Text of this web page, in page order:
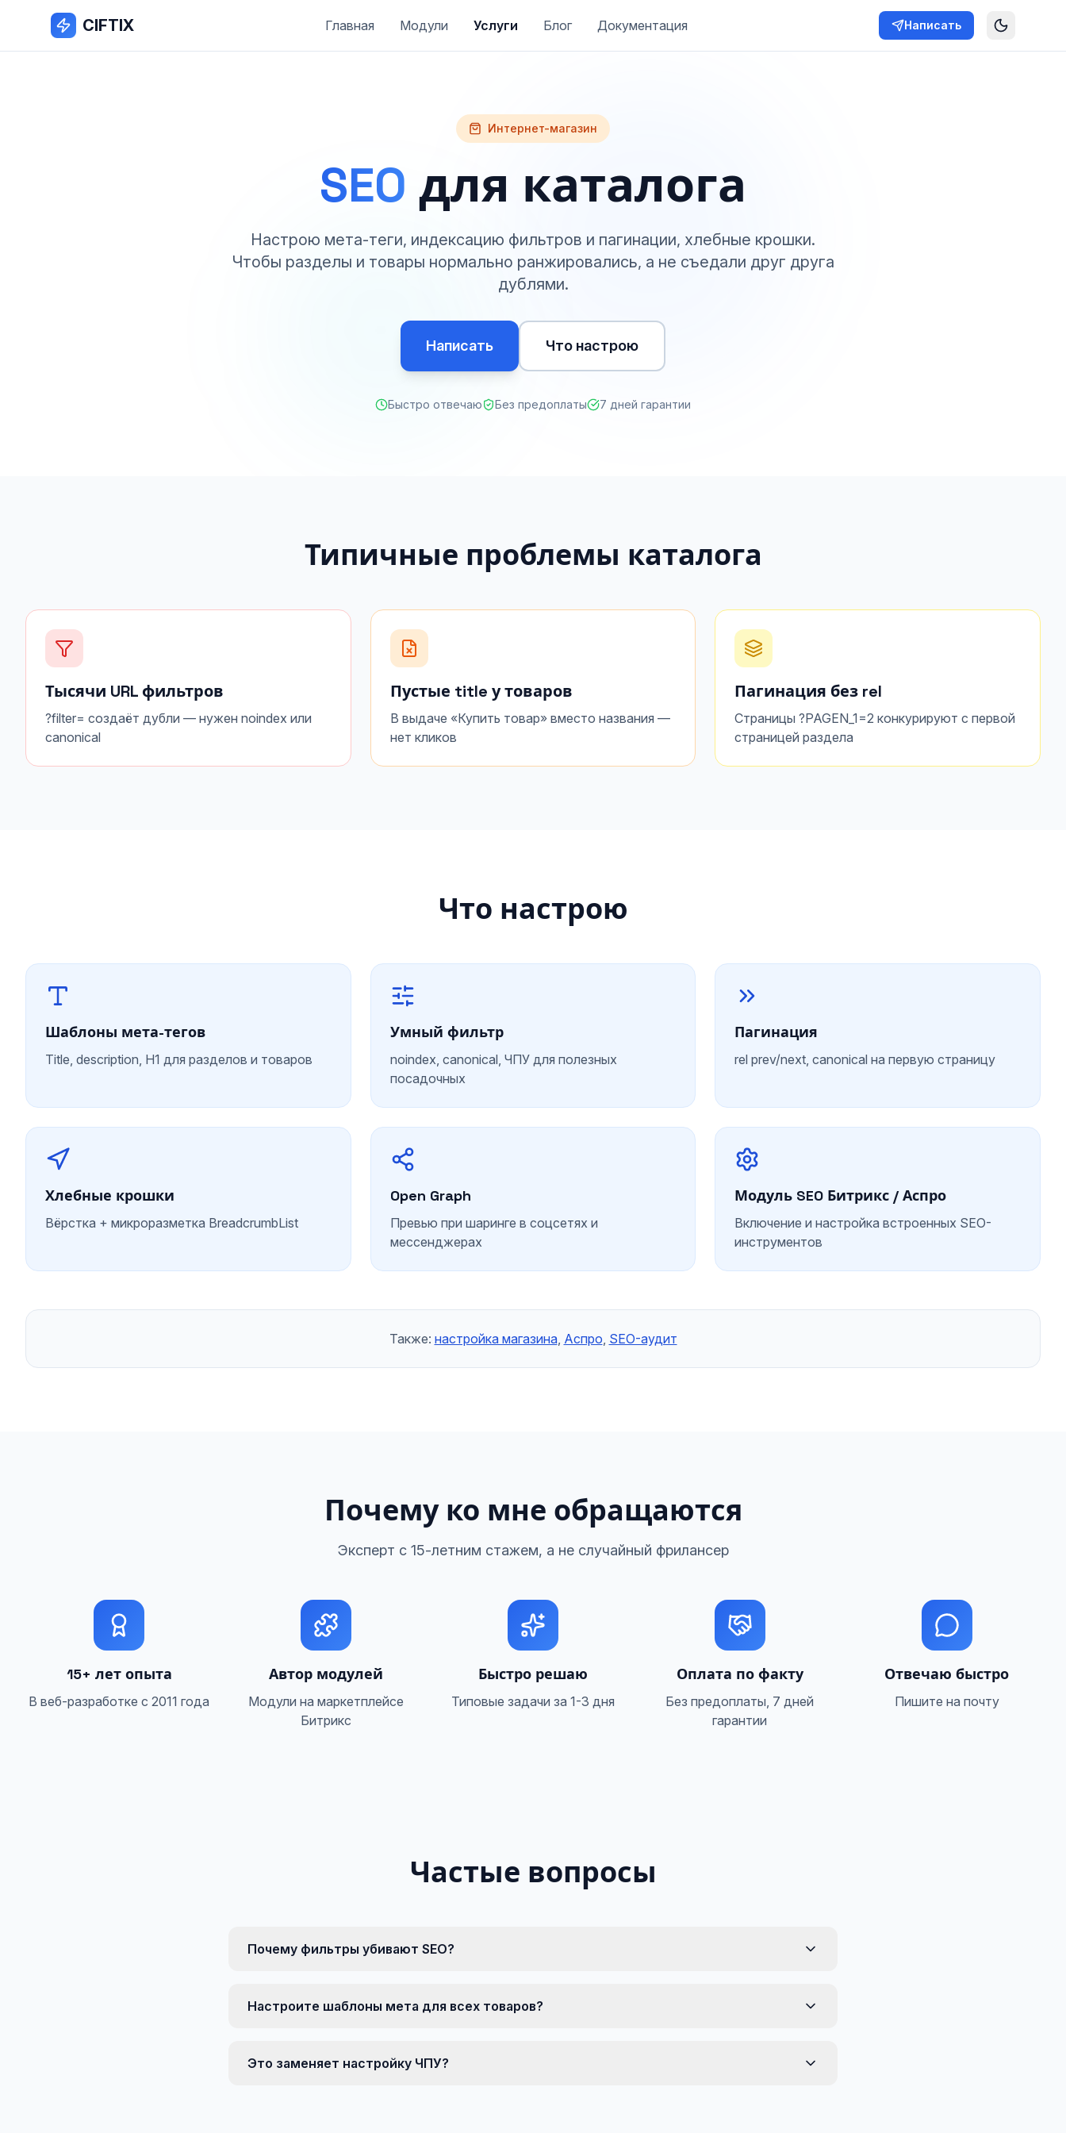
CIFTIX Главная Модули Услуги Блог Документация Написать
Интернет-магазин
SEO для каталога
Настрою мета-теги, индексацию фильтров и пагинации, хлебные крошки.
Чтобы разделы и товары нормально ранжировались, а не съедали друг друга
дублями.
Написать Что настрою
Быстро отвечаю Без предоплаты 7 дней гарантии
Типичные проблемы каталога
Тысячи URL фильтров
?filter= создаёт дубли — нужен noindex или
canonical
Пустые title у товаров
В выдаче «Купить товар» вместо названия —
нет кликов
Пагинация без rel
Страницы ?PAGEN_1=2 конкурируют с первой
страницей раздела
Что настрою
Шаблоны мета-тегов
Title, description, H1 для разделов и товаров
Умный фильтр
noindex, canonical, ЧПУ для полезных
посадочных
Пагинация
rel prev/next, canonical на первую страницу
Хлебные крошки
Вёрстка + микроразметка BreadcrumbList
Open Graph
Превью при шаринге в соцсетях и
мессенджерах
Модуль SEO Битрикс / Аспро
Включение и настройка встроенных SEO-
инструментов
Также: настройка магазина, Аспро, SEO-аудит
Почему ко мне обращаются
Эксперт с 15-летним стажем, а не случайный фрилансер
15+ лет опыта
В веб-разработке с 2011 года
Автор модулей
Модули на маркетплейсе
Битрикс
Быстро решаю
Типовые задачи за 1-3 дня
Оплата по факту
Без предоплаты, 7 дней
гарантии
Отвечаю быстро
Пишите на почту
Частые вопросы
Почему фильтры убивают SEO?
Настроите шаблоны мета для всех товаров?
Это заменяет настройку ЧПУ?